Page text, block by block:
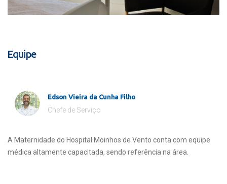
Equipe
Edson Vieira da Cunha Filho
Chefe de Serviço
A Maternidade do Hospital Moinhos de Vento conta com equipe
médica altamente capacitada, sendo referência na área.